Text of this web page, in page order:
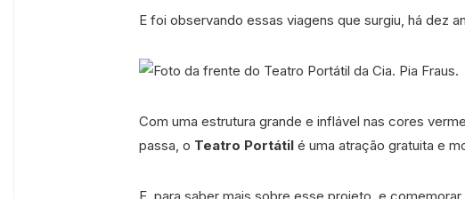
E foi observando essas viagens que surgiu, há dez
Com uma estrutura grande e inflável nas cores
passa, o Teatro Portátil é uma atração gratuita e